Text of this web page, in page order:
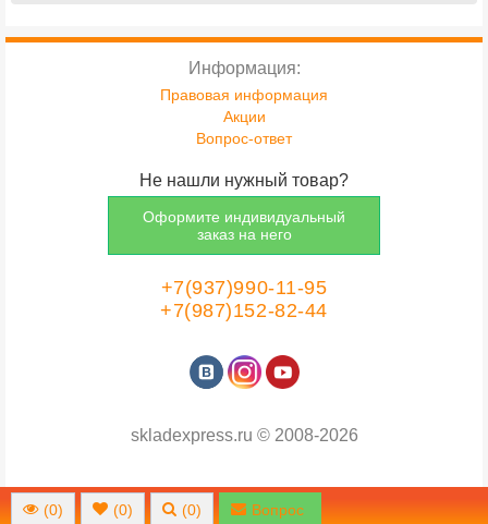
+7(937)990-11-95
+7(987)152-82-44
skladexpress.ru ©2008-2026
Информация:
Правовая информация
Акции
Вопрос-ответ
Не нашли нужный товар?
Оформите индивидуальный
заказ на него
(0) (0) (0) Вопрос